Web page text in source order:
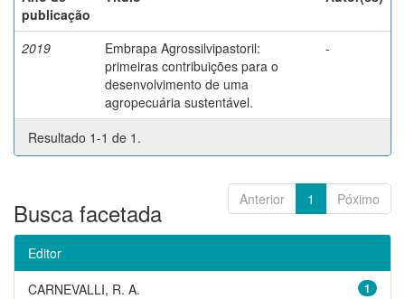
publicação
2019
Embrapa Agrossilvipastoril:
primeiras contribuições para o
desenvolvimento de uma
agropecuária sustentável.
-
Resultado 1-1 de 1.
Anterior 1 Póximo
Busca facetada
Editor
1
CARNEVALLI, R. A.